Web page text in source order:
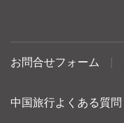
お問合せフォーム
中国旅行よくある質問